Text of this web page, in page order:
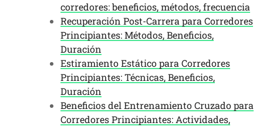
corredores: beneficios, métodos, frecuencia
Recuperación Post-Carrera para Corredores
Principiantes: Métodos, Beneficios,
Duración
Estiramiento Estático para Corredores
Principiantes: Técnicas, Beneficios,
Duración
Beneficios del Entrenamiento Cruzado para
Corredores Principiantes: Actividades,